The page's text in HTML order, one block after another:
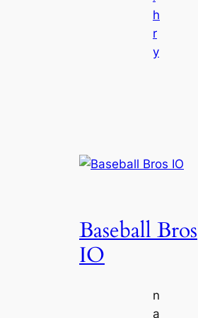
h
r
y
Baseball Bros
IO
n
a